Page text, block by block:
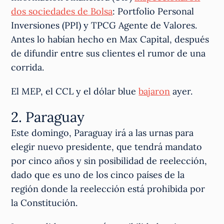
dos sociedades de Bolsa: Portfolio Personal
Inversiones (PPI) y TPCG Agente de Valores.
Antes lo habían hecho en Max Capital, después
de difundir entre sus clientes el rumor de una
corrida.
El MEP, el CCL y el dólar bluebajaron ayer.
2. Paraguay
Este domingo, Paraguay irá a las urnas para
elegir nuevo presidente, que tendrá mandato
por cinco años y sin posibilidad de reelección,
dado que es uno de los cinco países de la
región donde la reelección está prohibida por
la Constitución.